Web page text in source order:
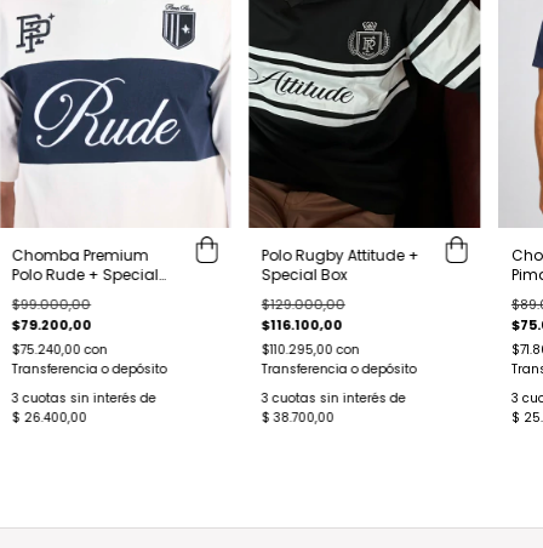
Chomba Premium
Polo Rude + Special
Box
$99.000,00
$79.200,00
$75.240,00con
Transferencia o depósito
3 cuotas sin interés de
$ 26.400,00
Polo Rugby Attitude +
Special Box
$129.000,00
$116.100,00
$110.295,00con
Transferencia o depósito
3 cuotas sin interés de
$ 38.700,00
3
$